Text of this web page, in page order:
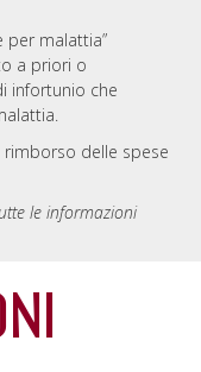
per malattia”
a priori o
infortunio che
rimborso delle spese
le informazioni